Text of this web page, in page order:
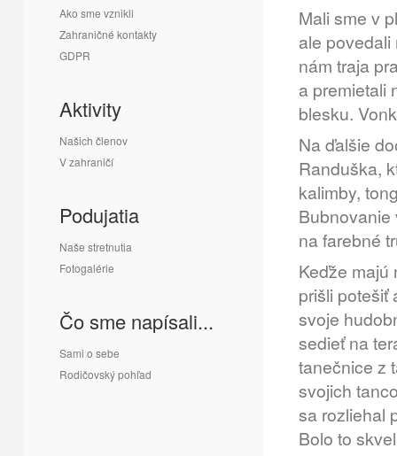
Ako sme vznikli
Zahraničné kontakty
GDPR
Aktivity
Našich členov
V zahraničí
Podujatia
Naše stretnutia
Fotogalérie
Čo sme napísali...
Sami o sebe
Rodičovský pohľad
Mali sme v
ale
nám traja
a premietali
blesku.
Na ďalšie
Randuška,
kalimby,
Bubnovanie
na farebné
Keďže majú
prišli potešiť
svoje
sedieť na
tanečnice z
svojich
sa rozliehal
Bolo to